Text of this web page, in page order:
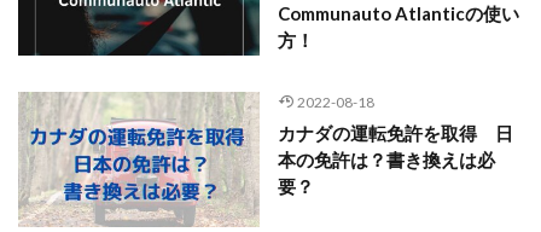
Communauto Atlanticの使い
方！
2022-08-18
カナダの運転免許を取得 日
本の免許は？書き換えは必
要？